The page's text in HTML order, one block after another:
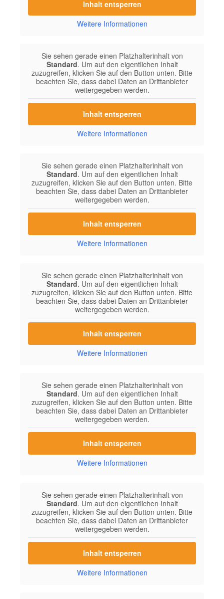
Inhalt entsperren
Weitere Informationen
Sie sehen gerade einen Platzhalterinhalt von
Standard. Um auf den eigentlichen Inhalt
zuzugreifen, klicken Sie auf den Button unten. Bitte
beachten Sie, dass dabei Daten an Drittanbieter
weitergegeben werden.
Inhalt entsperren
Weitere Informationen
Sie sehen gerade einen Platzhalterinhalt von
Standard. Um auf den eigentlichen Inhalt
zuzugreifen, klicken Sie auf den Button unten. Bitte
beachten Sie, dass dabei Daten an Drittanbieter
weitergegeben werden.
Inhalt entsperren
Weitere Informationen
Sie sehen gerade einen Platzhalterinhalt von
Standard. Um auf den eigentlichen Inhalt
zuzugreifen, klicken Sie auf den Button unten. Bitte
beachten Sie, dass dabei Daten an Drittanbieter
weitergegeben werden.
Inhalt entsperren
Weitere Informationen
Sie sehen gerade einen Platzhalterinhalt von
Standard. Um auf den eigentlichen Inhalt
zuzugreifen, klicken Sie auf den Button unten. Bitte
beachten Sie, dass dabei Daten an Drittanbieter
weitergegeben werden.
Inhalt entsperren
Weitere Informationen
Sie sehen gerade einen Platzhalterinhalt von
Standard. Um auf den eigentlichen Inhalt
zuzugreifen, klicken Sie auf den Button unten. Bitte
beachten Sie, dass dabei Daten an Drittanbieter
weitergegeben werden.
Inhalt entsperren
Weitere Informationen